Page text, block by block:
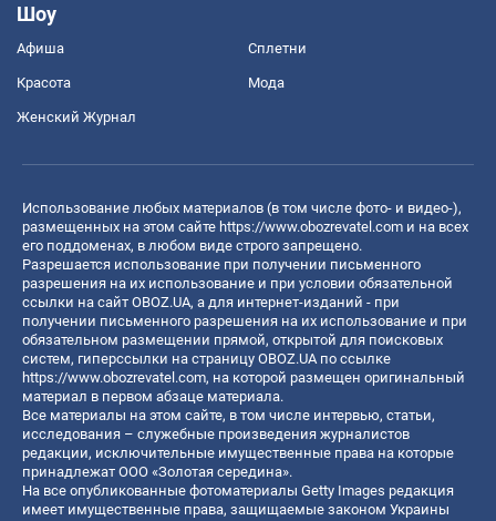
Шоу
Афиша Сплетни
Красота Мода
Женский Журнал
Использование любых материалов (в том числе фото- и видео-),
размещенных на этом сайте https://www.obozrevatel.com и на всех
его поддоменах, в любом виде строго запрещено.
Разрешается использование при получении письменного
разрешения на их использование и при условии обязательной
ссылки на сайт OBOZ.UA, а для интернет-изданий - при
получении письменного разрешения на их использование и при
обязательном размещении прямой, открытой для поисковых
систем, гиперссылки на страницу OBOZ.UA по ссылке
https://www.obozrevatel.com, на которой размещен оригинальный
материал в первом абзаце материала.
Все материалы на этом сайте, в том числе интервью, статьи,
исследования – служебные произведения журналистов
редакции, исключительные имущественные права на которые
принадлежат ООО «Золотая середина».
На все опубликованные фотоматериалы Getty Images редакция
имеет имущественные права, защищаемые законом Украины